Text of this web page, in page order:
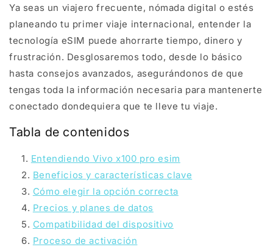
Ya seas un viajero frecuente, nómada digital o estés
planeando tu primer viaje internacional, entender la
tecnología eSIM puede ahorrarte tiempo, dinero y
frustración. Desglosaremos todo, desde lo básico
hasta consejos avanzados, asegurándonos de que
tengas toda la información necesaria para mantenerte
conectado dondequiera que te lleve tu viaje.
Tabla de contenidos
Entendiendo Vivo x100 pro esim
Beneficios y características clave
Cómo elegir la opción correcta
Precios y planes de datos
Compatibilidad del dispositivo
Proceso de activación